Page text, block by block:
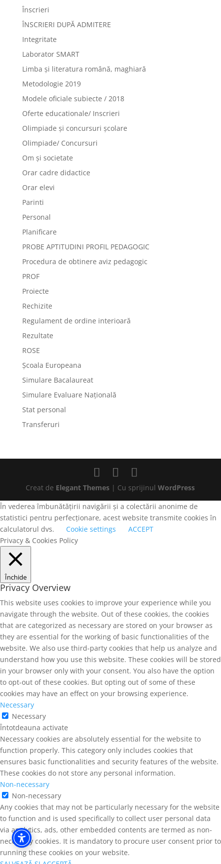
Înscrieri
ÎNSCRIERI DUPĂ ADMITERE
Integritate
Laborator SMART
Limba şi literatura română, maghiară
Metodologie 2019
Modele oficiale subiecte / 2018
Oferte educationale/ Inscrieri
Olimpiade şi concursuri şcolare
Olimpiade/ Concursuri
Om și societate
Orar cadre didactice
Orar elevi
Parinti
Personal
Planificare
PROBE APTITUDINI PROFIL PEDAGOGIC
Procedura de obtinere aviz pedagogic
PROF
Proiecte
Rechizite
Regulament de ordine interioară
Rezultate
ROSE
Școala Europeana
Simulare Bacalaureat
Simulare Evaluare Națională
Stat personal
Transferuri
Creat de Elegant Themes | Cu sprijinulWordPress
În vederea îmbunătățirii navigării și a colectării anonime de
statistici pentru perfecționare, acest website transmite cookies în
calculatorul dvs.
Cookie settings
ACCEPT
Privacy & Cookies Policy
Închide
Privacy Overview
This website uses cookies to improve your experience while you
navigate through the website. Out of these cookies, the cookies
that are categorized as necessary are stored on your browser as
they are essential for the working of basic functionalities of the
website. We also use third-party cookies that help us analyze and
understand how you use this website. These cookies will be stored
in your browser only with your consent. You also have the option
to opt-out of these cookies. But opting out of some of these
cookies may have an effect on your browsing experience.
Necessary
Necessary
Întotdeauna activate
Necessary cookies are absolutely essential for the website to
function properly. This category only includes cookies that
ensures basic functionalities and security features of the website.
These cookies do not store any personal information.
Non-necessary
Non-necessary
Any cookies that may not be particularly necessary for the website
to function and is used specifically to collect user personal data
via analytics, ads, other embedded contents are termed as non-
necessary cookies. It is mandatory to procure user consent prior to
running these cookies on your website.